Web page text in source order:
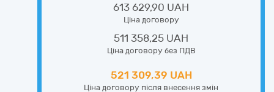
613 629,90 UAH
Ціна договору
511 358,25 UAH
Ціна договору без ПДВ
521 309,39 UAH
Ціна договору після внесення змін